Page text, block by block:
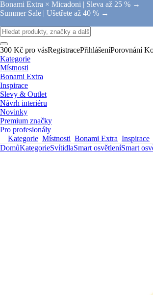
Bonami Extra × Micadoni | Sleva až 25 % →
Summer Sale | Ušetřete až 40 % →
300 Kč pro vásRegistracePřihlášeníPorovnání
Kategorie
Místnosti
Bonami Extra
Inspirace
Slevy & Outlet
Návrh interiéru
Novinky
Premium značky
Pro profesionály
Kategorie Místnosti Bonami Extra Inspirace
DomůKategorieSvítidlaSmart osvětleníSmart